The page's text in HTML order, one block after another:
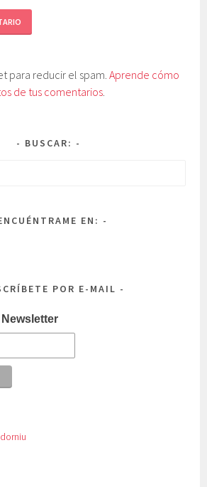
para reducir el spam.Aprende cómo
de tus comentarios.
BUSCAR:
EN:
POR E-MAIL